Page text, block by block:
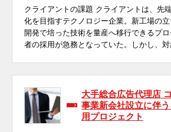
クライアントの課題 クライアントは、先
化を目指すテクノロジー企業。新工場の
開発で培った技術を量産へ移行できるプ
者の採用が急務となっていた。しかし、
大手総合広告代理店
事業新会社設立に伴
用プロジェクト